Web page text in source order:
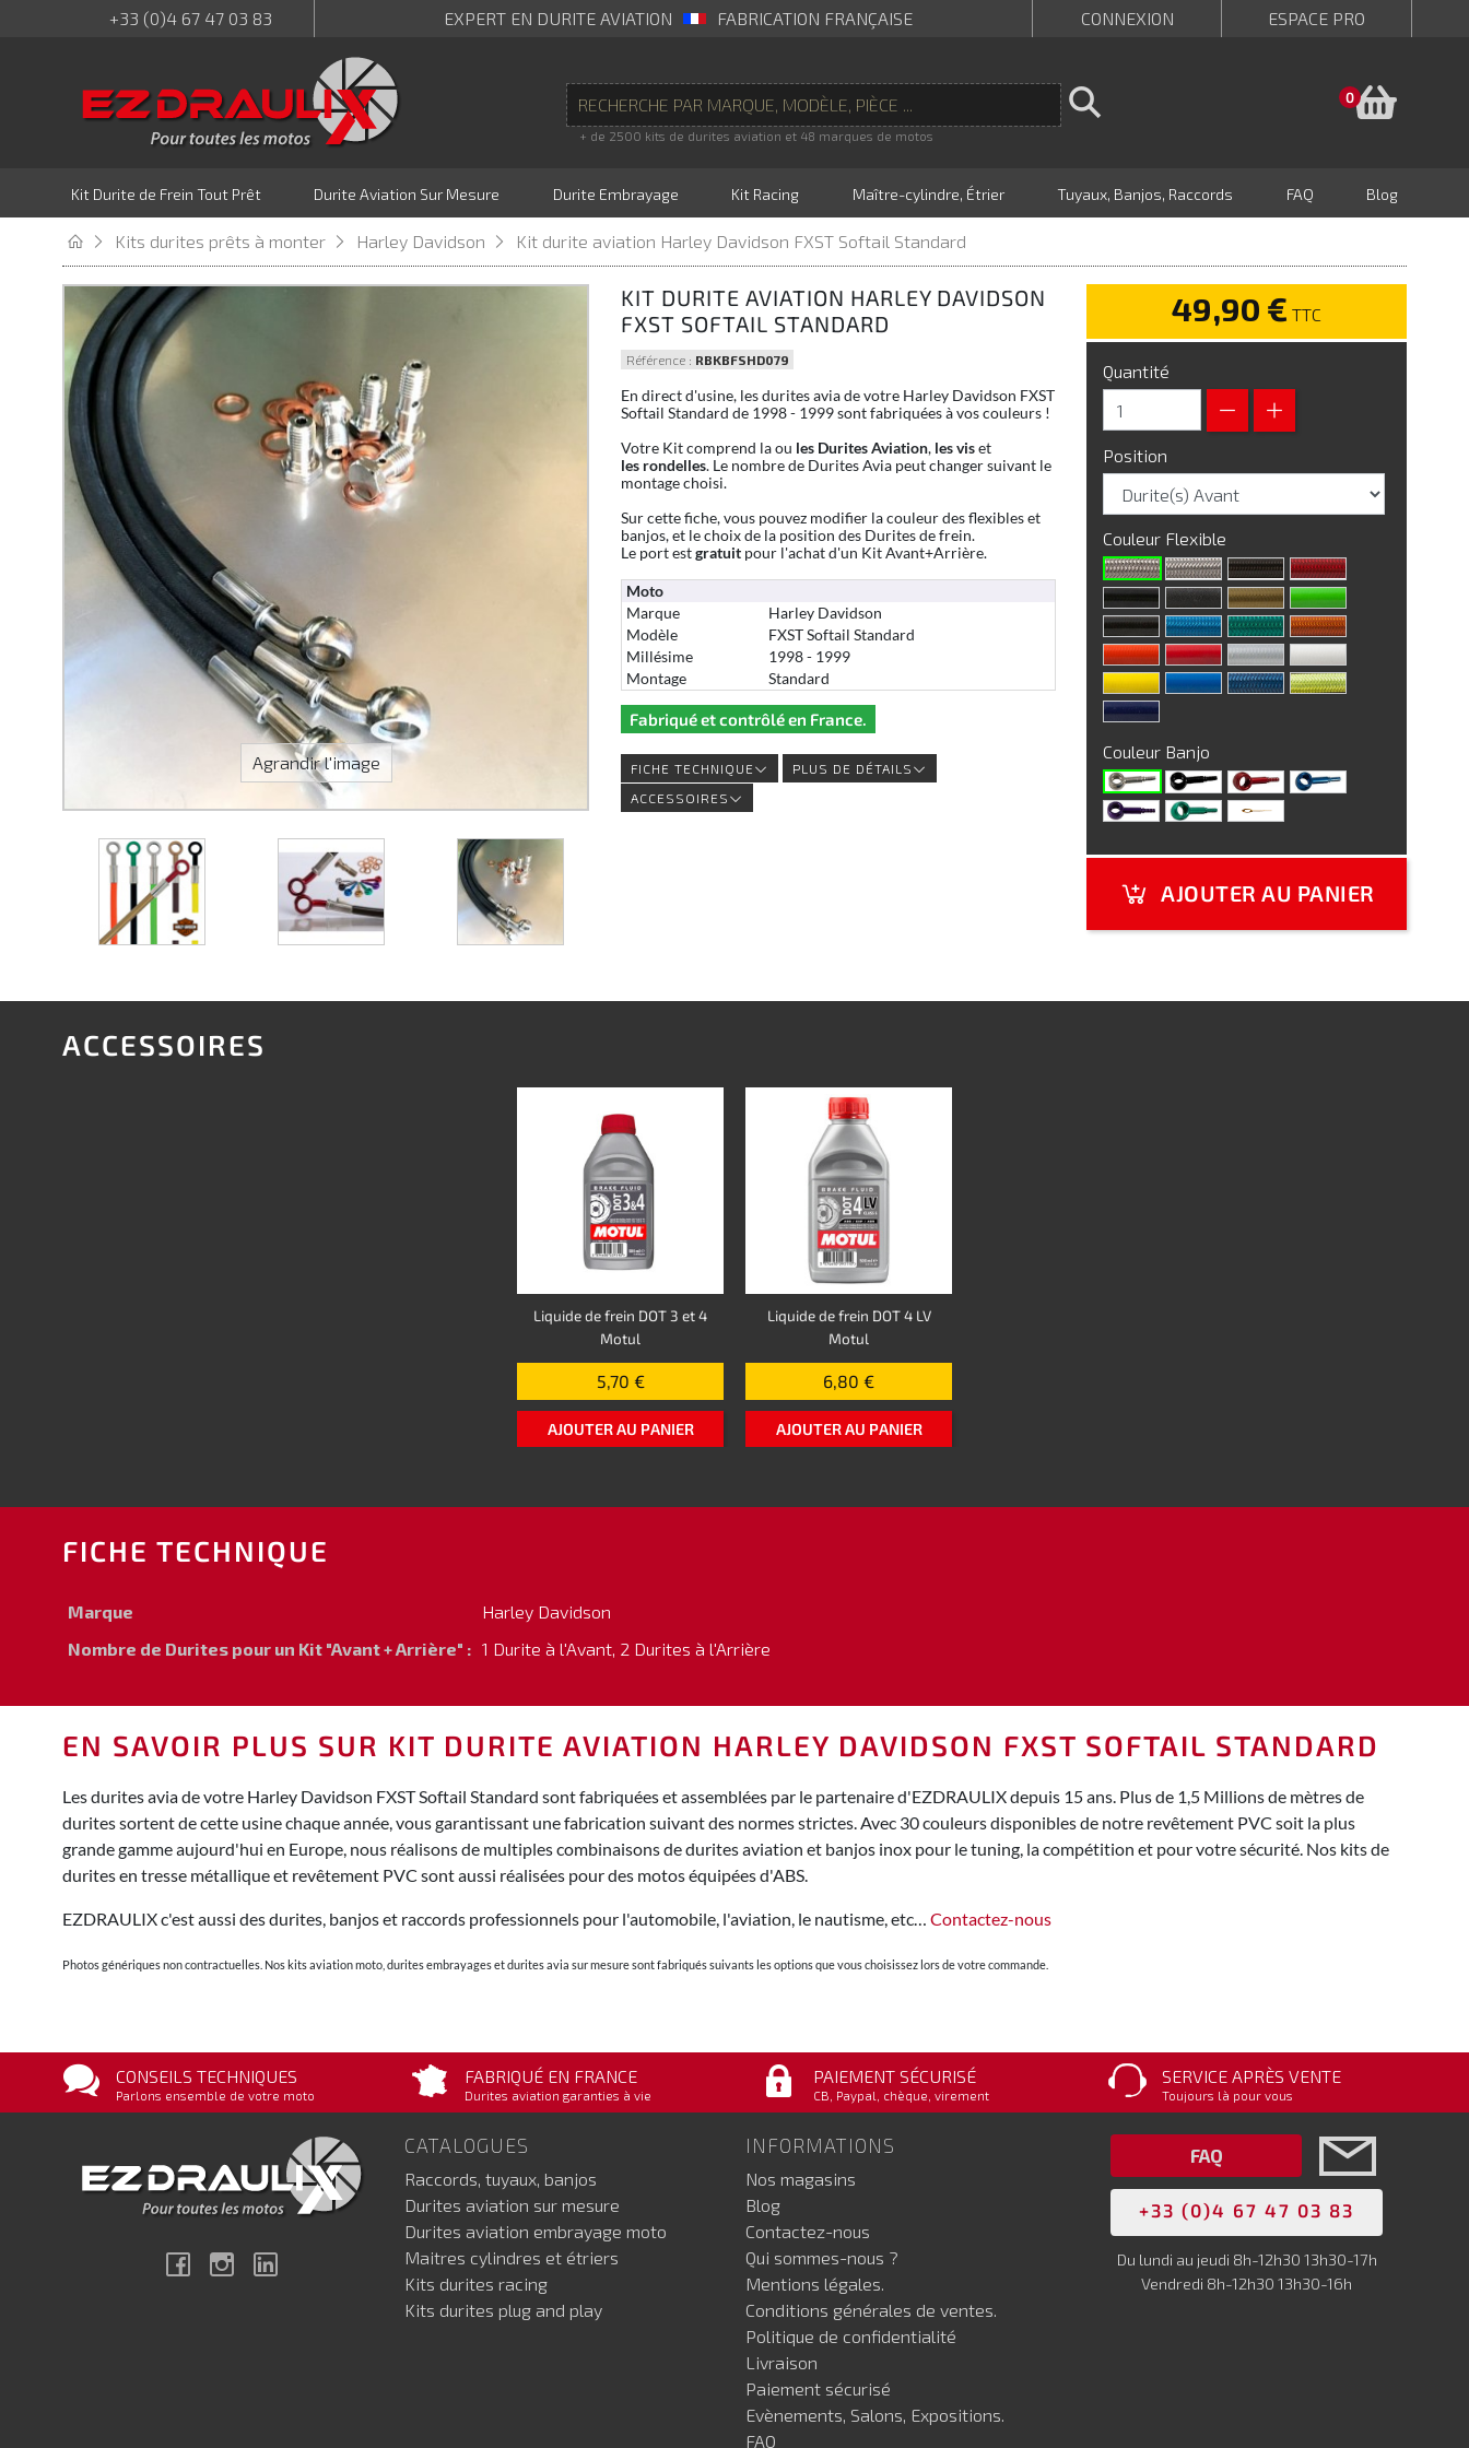
+33 (0)4 67 47 03 83 EXPERT EN DURITE AVIATION FABRICATION FRANÇAISE CONNEXION ESPACE PRO
+ de 2500 kits de durites aviation et 48 marques de motos
0
Kit Durite de Frein Tout Prêt Durite Aviation Sur Mesure Durite Embrayage Kit Racing Maître-cylindre, Étrier Tuyaux, Banjos, Raccords FAQ Blog
Kits durites prêts à monter Harley Davidson Kit durite aviation Harley Davidson FXST Softail Standard
Agrandir l'image
KIT DURITE AVIATION HARLEY DAVIDSON
FXST SOFTAIL STANDARD
Référence : RBKBFSHD079
En direct d'usine, les durites avia de votre Harley Davidson FXST
Softail Standard de 1998 - 1999 sont fabriquées à vos couleurs !
Votre Kit comprend la ou les Durites Aviation, les viset
les rondelles. Le nombre de Durites Avia peut changer suivant le
montage choisi.
Sur cette fiche, vous pouvez modifier la couleur des flexibles et
banjos, et le choix de la position des Durites de frein.
Le port estgratuitpour l'achat d'un Kit Avant+Arrière.
Moto
Marque
Harley Davidson
Modèle
FXST Softail Standard
Millésime
1998 - 1999
Montage
Standard
Fabriqué et contrôlé en France.
FICHE TECHNIQUE
PLUS DE DÉTAILS
ACCESSOIRES
49,90 € TTC
Quantité
Position
Couleur Flexible
Couleur Banjo
AJOUTER AU PANIER
ACCESSOIRES
Liquide de frein DOT 3 et 4
Motul
5,70 €
AJOUTER AU PANIER
Liquide de frein DOT 4 LV
Motul
6,80 €
AJOUTER AU PANIER
FICHE TECHNIQUE
Marque
Harley Davidson
Nombre de Durites pour un Kit "Avant + Arrière" : 1 Durite à l'Avant, 2 Durites à l'Arrière
EN SAVOIR PLUS SUR KIT DURITE AVIATION HARLEY DAVIDSON FXST SOFTAIL STANDARD
Les durites avia de votre Harley Davidson FXST Softail Standard sont fabriquées et assemblées par le partenaire d'EZDRAULIX depuis 15 ans. Plus de 1,5 Millions de mètres de
durites sortent de cette usine chaque année, vous garantissant une fabrication suivant des normes strictes. Avec 30 couleurs disponibles de notre revêtement PVC soit la plus
grande gamme aujourd'hui en Europe, nous réalisons de multiples combinaisons de durites aviation et banjos inox pour le tuning, la compétition et pour votre sécurité. Nos kits de
durites en tresse métallique et revêtement PVC sont aussi réalisées pour des motos équipées d'ABS.
EZDRAULIX c'est aussi des durites, banjos et raccords professionnels pour l'automobile, l'aviation, le nautisme, etc… Contactez-nous
Photos génériques non contractuelles. Nos kits aviation moto, durites embrayages et durites avia sur mesure sont fabriqués suivants les options que vous choisissez lors de votre commande.
CONSEILS TECHNIQUES
Parlons ensemble de votre moto
FABRIQUÉ EN FRANCE
Durites aviation garanties à vie
PAIEMENT SÉCURISÉ
CB, Paypal, chèque, virement
SERVICE APRÈS VENTE
Toujours là pour vous
FacebookInstagram
CATALOGUES
Raccords, tuyaux, banjos
Durites aviation sur mesure
Durites aviation embrayage moto
Maitres cylindres et étriers
Kits durites racing
Kits durites plug and play
INFORMATIONS
Nos magasins
Blog
Contactez-nous
Qui sommes-nous ?
Mentions légales.
Conditions générales de ventes.
Politique de confidentialité
Livraison
Paiement sécurisé
Evènements, Salons, Expositions.
FAQ
FAQ
+33 (0)4 67 47 03 83
Du lundi au jeudi 8h-12h30 13h30-17h
Vendredi 8h-12h30 13h30-16h